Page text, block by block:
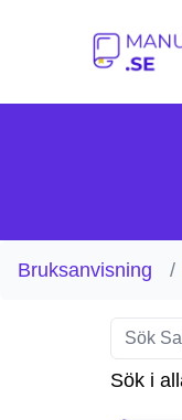
Bruksanvisning
Sök i